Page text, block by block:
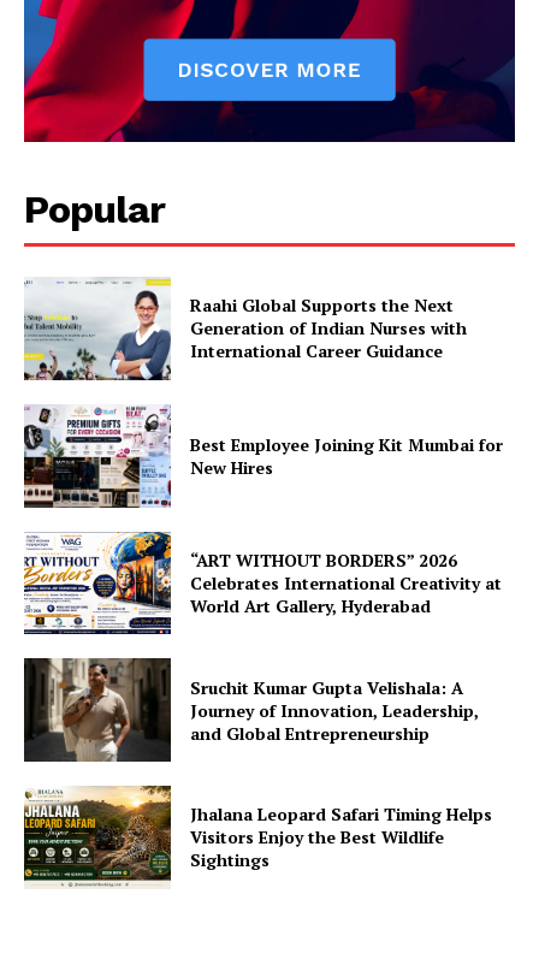
Popular
Raahi Global Supports the Next
Generation of Indian Nurses with
International Career Guidance
Best Employee Joining Kit Mumbai for
New Hires
“ART WITHOUT BORDERS” 2026
Celebrates International Creativity at
World Art Gallery, Hyderabad
Sruchit Kumar Gupta Velishala: A
Journey of Innovation, Leadership,
and Global Entrepreneurship
Jhalana Leopard Safari Timing Helps
Visitors Enjoy the Best Wildlife
Sightings